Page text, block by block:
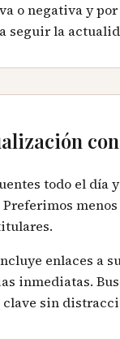
o negativa y
seguir la
todo el día
enlaces a
inmediatas.
sin